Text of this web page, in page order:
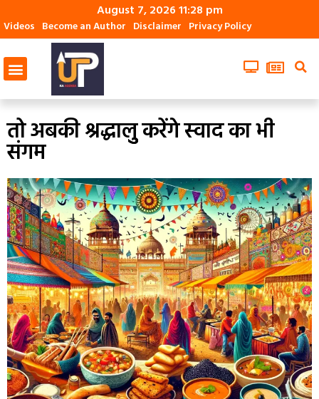
August 7, 2026 11:28 pm
Videos Become an Author Disclaimer Privacy Policy
तो अबकी श्रद्धालुु करेंगे स्‍वाद का भी
संगम